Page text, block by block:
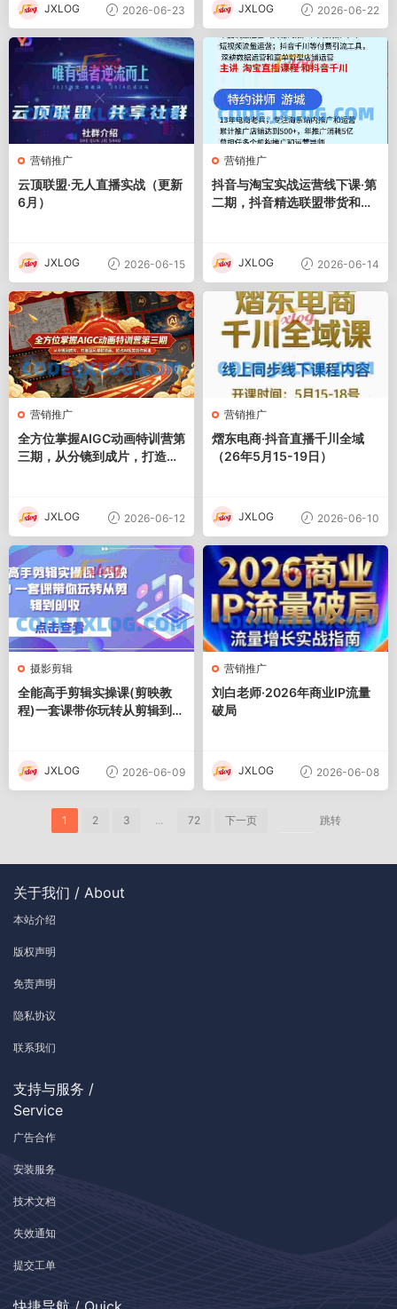
JXLOG 2026-06-23 JXLOG 2026-06-22
营销推广
云顶联盟·无人直播实战（更新
6月）
JXLOG 2026-06-15
营销推广
抖音与淘宝实战运营线下课·第
二期，抖音精选联盟带货和淘
JXLOG 2026-06-14
营销推广
全方位掌握AIGC动画特训营第
三期，从分镜到成片，打造国
JXLOG 2026-06-12
营销推广
熠东电商·抖音直播千川全域
（26年5月15-19日）
JXLOG 2026-06-10
摄影剪辑
全能高手剪辑实操课(剪映教
程)一套课带你玩转从剪辑到创
JXLOG 2026-06-09
营销推广
刘白老师·2026年商业IP流量
破局
JXLOG 2026-06-08
1 2 3 ... 72 下一页 跳转
关于我们 / About
本站介绍
版权声明
免责声明
隐私协议
联系我们
支持与服务 /
Service
广告合作
安装服务
技术文档
失效通知
提交工单